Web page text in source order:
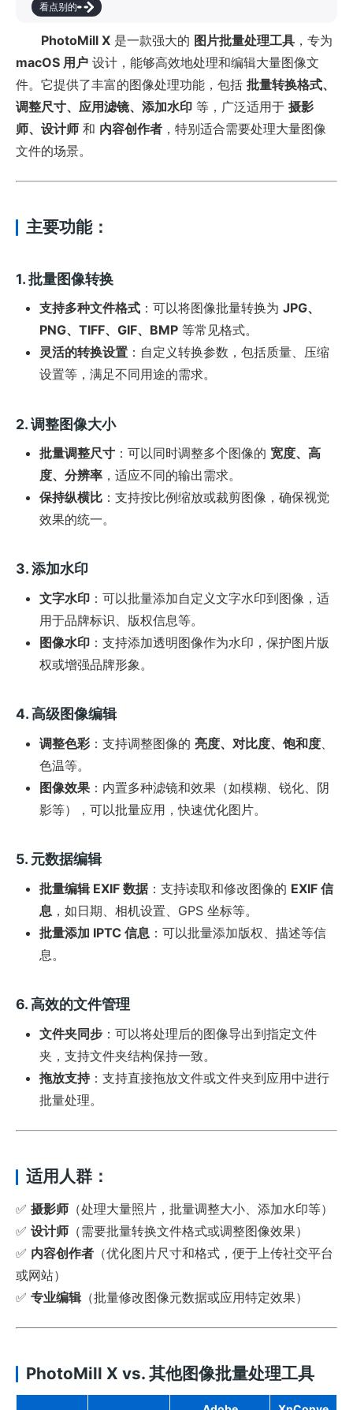
看点别的
PhotoMill X 是一款强大的 图片批量处理工具 ，专为
macOS 用户 设计，能够高效地处理和编辑大量图像文
件。它提供了丰富的图像处理功能，包括 批量转换格式、
调整尺寸、应用滤镜、添加水印 等，广泛适用于 摄影
师、设计师 和 内容创作者 ，特别适合需要处理大量图像
文件的场景。
主要功能：
1. 批量图像转换
支持多种文件格式 ：可以将图像批量转换为 JPG、
PNG、TIFF、GIF、BMP 等常见格式。
灵活的转换设置 ：自定义转换参数，包括质量、压缩
设置等，满足不同用途的需求。
2. 调整图像大小
批量调整尺寸 ：可以同时调整多个图像的 宽度、高
度、分辨率 ，适应不同的输出需求。
保持纵横比 ：支持按比例缩放或裁剪图像，确保视觉
效果的统一。
3. 添加水印
文字水印 ：可以批量添加自定义文字水印到图像，适
用于品牌标识、版权信息等。
图像水印 ：支持添加透明图像作为水印，保护图片版
权或增强品牌形象。
4. 高级图像编辑
调整色彩 ：支持调整图像的 亮度、对比度、饱和度、
色温等。
图像效果 ：内置多种滤镜和效果（如模糊、锐化、阴
影等），可以批量应用，快速优化图片。
5. 元数据编辑
批量编辑 EXIF 数据：支持读取和修改图像的 EXIF 信
息 ，如日期、相机设置、GPS 坐标等。
批量添加 IPTC 信息 ：可以批量添加版权、描述等信
息。
6. 高效的文件管理
文件夹同步 ：可以将处理后的图像导出到指定文件
夹，支持文件夹结构保持一致。
拖放支持：支持直接拖放文件或文件夹到应用中进行
批量处理。
适用人群：
✅ 摄影师 （处理大量照片，批量调整大小、添加水印等）
✅ 设计师 （需要批量转换文件格式或调整图像效果）
✅ 内容创作者 （优化图片尺寸和格式，便于上传社交平台
或网站）
✅ 专业编辑（批量修改图像元数据或应用特定效果）
PhotoMill X vs. 其他图像批量处理工具